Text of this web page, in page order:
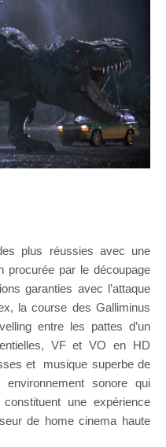
plus réussies avec une
procurée par le découpage
garanties avec l’attaque
la course des Galliminus
entre les pattes d’un
VF et VO en HD
et musique superbe de
sonore qui
une expérience
de home cinema haute